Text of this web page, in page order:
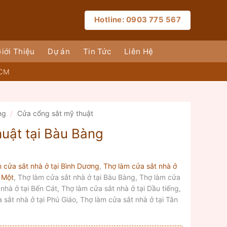
Hotline: 0903 775 567
Thiệu Dự án Tin Tức Liên Hệ
/ Cửa cổng sắt mỹ thuật
tại Bàu Bàng
cửa sắt nhà ở tại Bình Dương, Thợ làm cửa sắt nhà ở
, Thợ làm cửa sắt nhà ở tại Bàu Bàng, Thợ làm cửa
ở tại Bến Cát, Thợ làm cửa sắt nhà ở tại Dầu tiếng,
nhà ở tại Phú Giáo, Thợ làm cửa sắt nhà ở tại Tân